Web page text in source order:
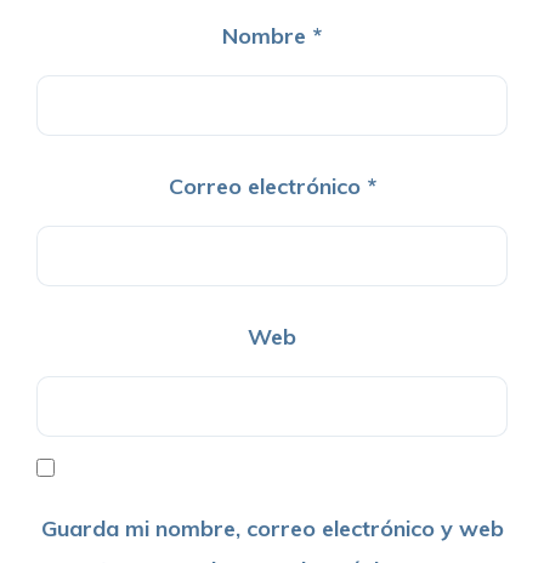
Nombre *
Correo electrónico *
Web
Guarda mi nombre, correo electrónico y web